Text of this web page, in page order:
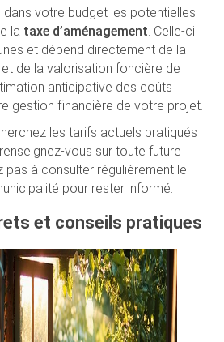
dans votre budget les potentielles
la taxe d’aménagement . Celle-ci
et dépend directement de la
de la valorisation foncière de
anticipative des coûts
gestion financière de votre projet.
les tarifs actuels pratiqués
vous sur toute future
pas à consulter régulièrement le
pour rester informé.
et conseils pratiques